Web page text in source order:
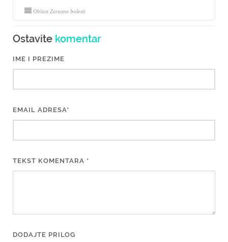
Oblast Zarazne bolesti
Ostavite komentar
IME I PREZIME
EMAIL ADRESA*
TEKST KOMENTARA *
DODAJTE PRILOG